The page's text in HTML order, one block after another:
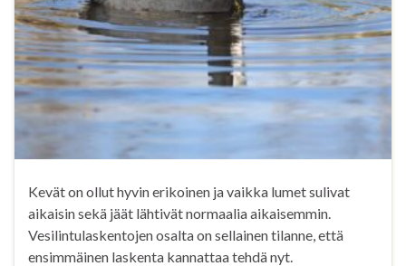
Kevät on ollut hyvin erikoinen ja vaikka lumet sulivat
aikaisin sekä jäät lähtivät normaalia aikaisemmin.
Vesilintulaskentojen osalta on sellainen tilanne, että
ensimmäinen laskenta kannattaa tehdä nyt.